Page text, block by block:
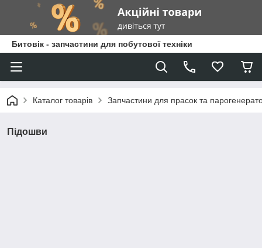
Битовік - запчастини для побутової техніки
Каталог товарів Запчастини для прасок та
Підошви